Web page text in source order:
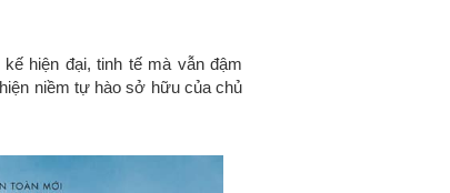
hiện đại, tinh tế mà vẫn đậm
niềm tự hào sở hữu của chủ